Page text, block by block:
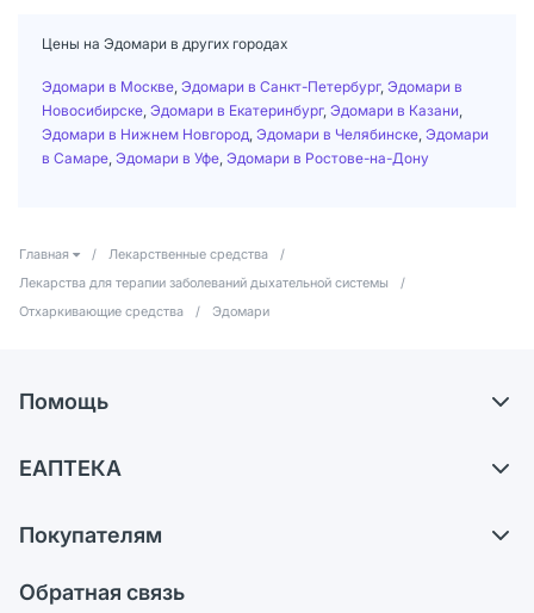
Цены на Эдомари в других городах
Эдомари в Москве Эдомари в Санкт-Петербург, Эдомари в
Новосибирске Эдомари в Екатеринбург, Эдомари в Казани
Эдомари в Нижнем Новгород Эдомари в Челябинске Эдомари
в Самаре Эдомари в Уфе Эдомари в Ростове-на-Дону
Главная / Лекарственные средства
/
Лекарства для терапии заболеваний дыхательной системы
/
Отхаркивающие средства
/ Эдомари
Помощь
Обмен и возврат
Блог
ЕАПТЕКА
Карьера
Поставщики
Покупателям
Обратная связь